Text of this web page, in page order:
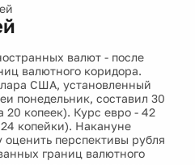
валют - после
валютного коридора.
США, установленный
понедельник, составил 30
20 копеек). Курс евро - 42
копейки). Накануне
перспективы рубля
границ валютного